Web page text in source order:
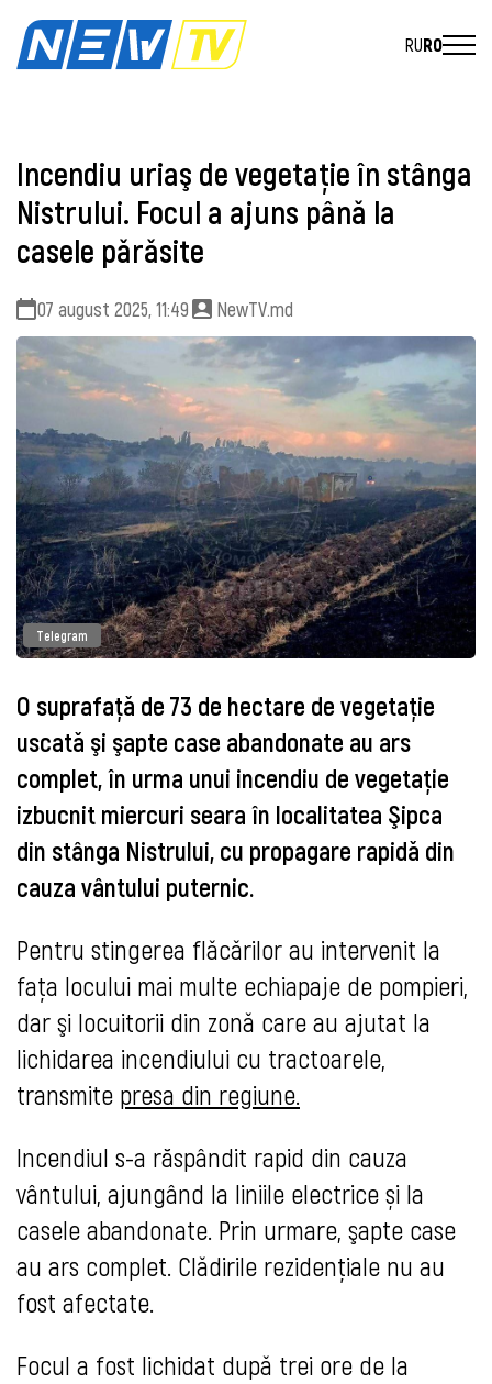
RURO
Incendiu uriaş de vegetație în stânga
Nistrului. Focul a ajuns pânǎ la
casele pǎrǎsite
07 august 2025, 11:49 NewTV.md
Telegram
O suprafațǎ de 73 de hectare de vegetație
uscatǎ şi şapte case abandonate au ars
complet, în urma unui incendiu de vegetație
izbucnit miercuri seara în localitatea Şipca
din stânga Nistrului, cu propagare rapidǎ din
cauza vântului puternic.
Pentru stingerea flǎcǎrilor au intervenit la
fața locului mai multe echiapaje de pompieri,
dar şi locuitorii din zonǎ care au ajutat la
lichidarea incendiului cu tractoarele,
transmite presa din regiune.
Incendiul s-a răspândit rapid din cauza
vântului, ajungând la liniile electrice și la
casele abandonate. Prin urmare, şapte case
au ars complet. Clǎdirile rezidențiale nu au
fost afectate.
Focul a fost lichidat dupǎ trei ore de la